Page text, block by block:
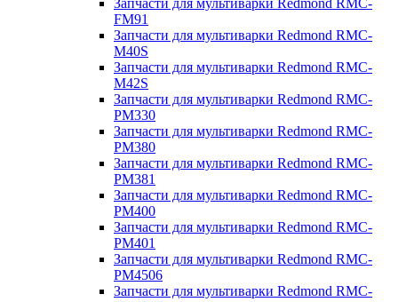
Запчасти для мультиварки Redmond RMC-
FM91
Запчасти для мультиварки Redmond RMC-
M40S
Запчасти для мультиварки Redmond RMC-
M42S
Запчасти для мультиварки Redmond RMC-
PM330
Запчасти для мультиварки Redmond RMC-
PM380
Запчасти для мультиварки Redmond RMC-
PM381
Запчасти для мультиварки Redmond RMC-
PM400
Запчасти для мультиварки Redmond RMC-
PM401
Запчасти для мультиварки Redmond RMC-
PM4506
Запчасти для мультиварки Redmond RMC-